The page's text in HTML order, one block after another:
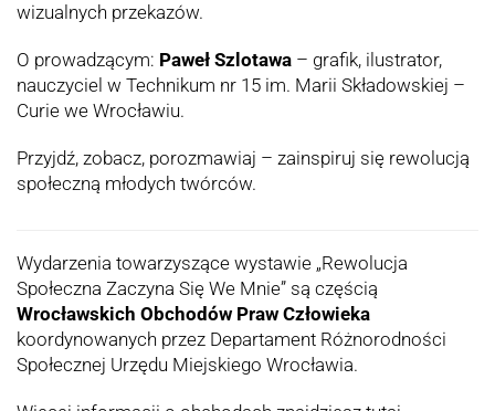
wizualnych przekazów.
O prowadzącym: Paweł Szlotawa – grafik, ilustrator,
nauczyciel w Technikum nr 15 im. Marii Składowskiej –
Curie we Wrocławiu.
Przyjdź, zobacz, porozmawiaj – zainspiruj się rewolucją
społeczną młodych twórców.
Wydarzenia towarzyszące wystawie „Rewolucja
Społeczna Zaczyna Się We Mnie” są częścią
Wrocławskich Obchodów Praw Człowieka
koordynowanych przez Departament Różnorodności
Społecznej Urzędu Miejskiego Wrocławia.